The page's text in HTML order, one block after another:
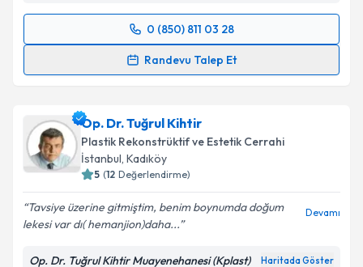
0 (850) 811 03 28
Randevu Talep Et
Randevu Takvimi Talebi
takvim hazırlandığında e-posta ile bilgilendireceğiz.
E-posta Adresiniz
Kişisel verilerimin işlenmesine ilişkin
Op. Dr. Tuğrul Kihtir
Plastik Rekonstrüktif ve Estetik Cerrahi
İstanbul, Kadıköy
5 (12 Değerlendirme)
Tavsiye üzerine gitmiştim, benim boynumda doğum
lekesi var dı( hemanjion)daha...
Devamı
Op. Dr. Tuğrul Kihtir Muayenehanesi (Kplast) Haritada Göster